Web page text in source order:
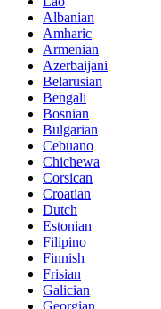
Albanian
Amharic
Armenian
Azerbaijani
Belarusian
Bengali
Bosnian
Bulgarian
Cebuano
Chichewa
Corsican
Croatian
Dutch
Estonian
Filipino
Finnish
Frisian
Galician
Georgian